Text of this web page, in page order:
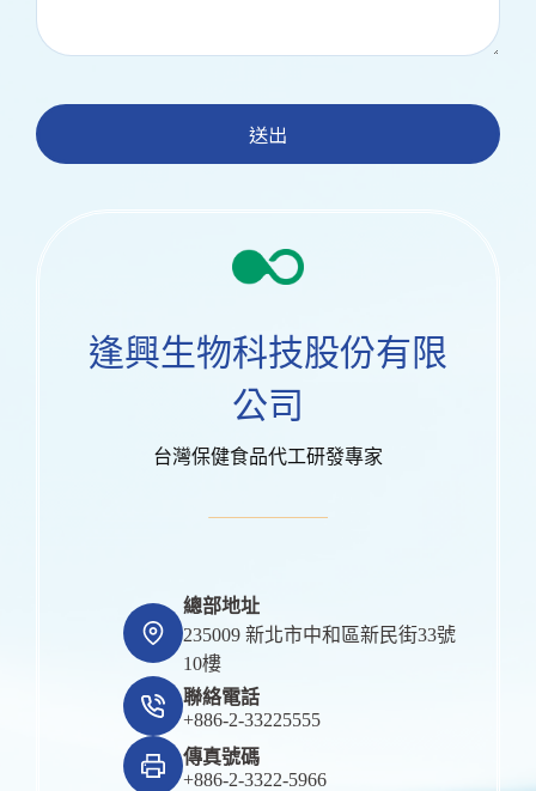
逢興生物科技股份有限
公司
台灣保健食品代工研發專家
總部地址
235009 新北市中和區新民街33號
10樓
聯絡電話
+886-2-33225555
傳真號碼
+886-2-3322-5966
送出